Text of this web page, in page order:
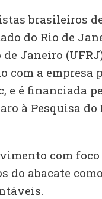
brasileiros
do Rio de
Janeiro
com a empresa
é financiada
à Pesquisa do
com
do abacate